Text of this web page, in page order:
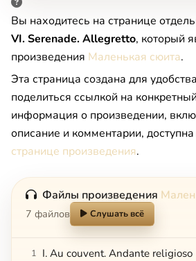
Вы находитесь на странице
VI. Serenade. Allegretto, который
произведения Маленькая сюита.
Эта страница создана для
поделиться ссылкой на
информация о произведении,
описание и комментарии,
странице произведения.
Файлы произведения
7 файлов Слушать всё
1 I. Au couvent. Andante religioso